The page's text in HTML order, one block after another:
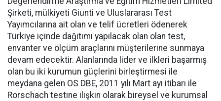
Şirketi, mülkiyeti Giunti ve Uluslararası Test
Yayımcılarına ait olan ve telif ücretleri ödenerek
Türkiye içinde dağıtımı yapılacak olan olan test,
envanter ve ölçüm araçlarını müşterilerine sunmaya
devam edecektir. Alanlarında lider ve ilkleri başarmış
olan bu iki kurumun güçlerini birleştirmesi ile
meydana gelen OS DBE, 2011 yılı Mart ayı itibarı ile
Rorschach testine ilişkin olarak bireysel ve kurumsal